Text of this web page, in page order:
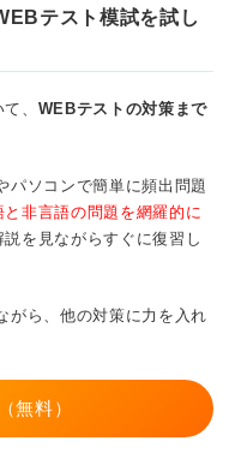
テスト模試を試し
、 WEBテストの対策まで
パソコンで簡単に頻出問題
と非言語の問題を網羅的に
を見ながらすぐに復習し
がら、他の対策に力を入れ
無料）